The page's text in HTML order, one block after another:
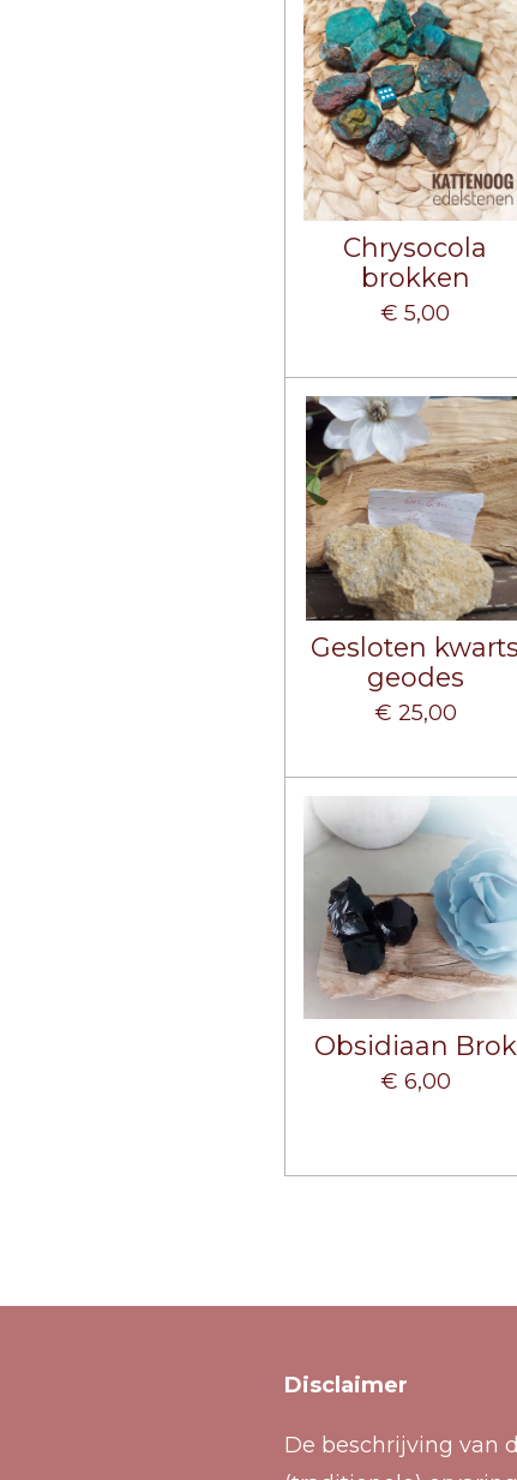
Chrysocola
brokken
€ 5,00
Gesloten kwarts
geodes
€ 25,00
Obsidiaan Brok
€ 6,00
Disclaimer
De beschrijving van